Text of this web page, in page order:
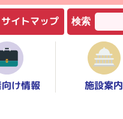
サイトマップ 検索
け情報 施設案内